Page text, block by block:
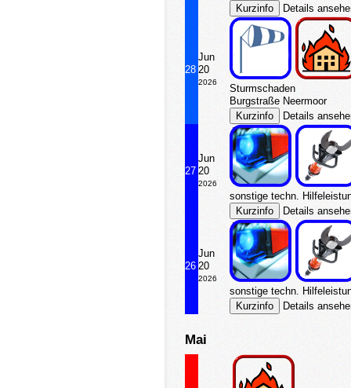
Details
28
Jun
20
2026
Sturmschaden
Burgstraße Neermoor
Details
27
Jun
20
2026
sonstige techn.
Details
26
Jun
20
2026
sonstige techn.
Details
Mai